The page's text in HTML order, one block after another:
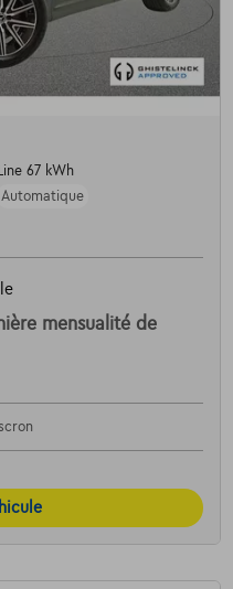
67 kWh
Automatique
mensualité de